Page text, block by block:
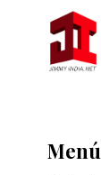
Menú